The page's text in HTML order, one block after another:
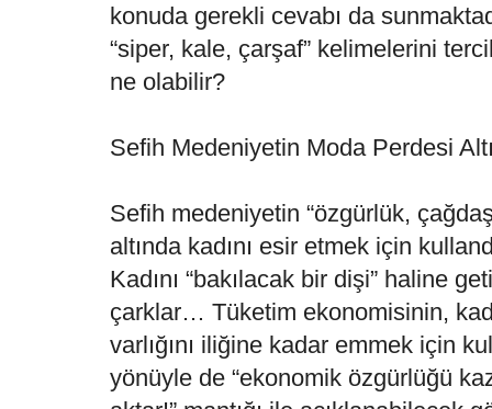
konuda gerekli cevabı da
“siper, kale, çarşaf” kelimelerini
ne olabilir?
Sefih Medeniyetin Moda Perdesi
Sefih medeniyetin “özgürlük,
altında kadını esir etmek için
Kadını “bakılacak bir dişi” haline
çarklar… Tüketim ekonomisinin,
varlığını iliğine kadar emmek için
yönüyle de “ekonomik özgürlüğü